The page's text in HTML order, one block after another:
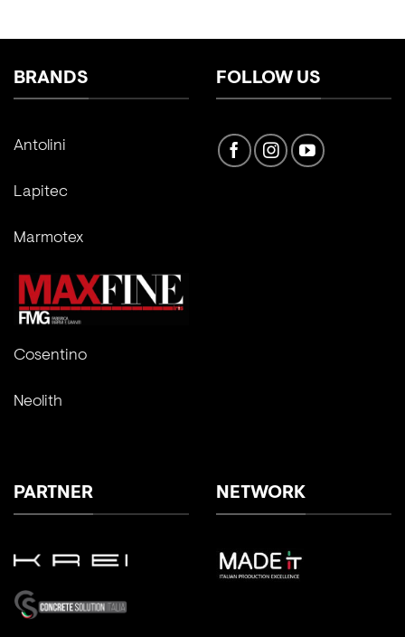
BRANDS
Antolini
Lapitec
Marmotex
Cosentino
Neolith
FOLLOW US
PARTNER NETWORK